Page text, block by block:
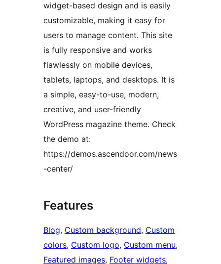
widget-based design and is easily
customizable, making it easy for
users to manage content. This site
is fully responsive and works
flawlessly on mobile devices,
tablets, laptops, and desktops. It is
a simple, easy-to-use, modern,
creative, and user-friendly
WordPress magazine theme. Check
the demo at:
https://demos.ascendoor.com/news
-center/
Features
Blog, Custom background, Custom
colors, Custom logo, Custom menu
Featured images, Footer widgets